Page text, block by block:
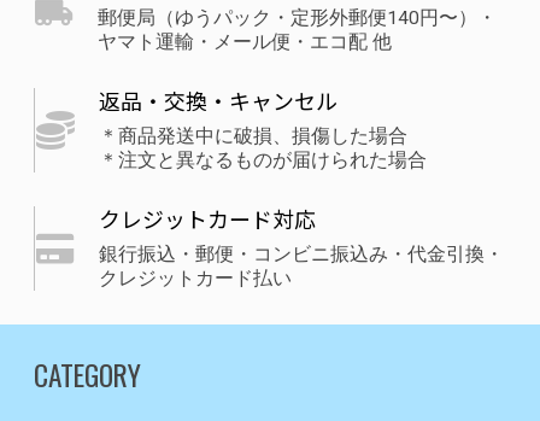
郵便局（ゆうパック・定形外郵便140円〜）・
ヤマト運輸・メール便・エコ配 他
返品・交換・キャンセル
＊商品発送中に破損、損傷した場合
＊注文と異なるものが届けられた場合
クレジットカード対応
銀行振込・郵便・コンビニ振込み・代金引換・
クレジットカード払い
CATEGORY